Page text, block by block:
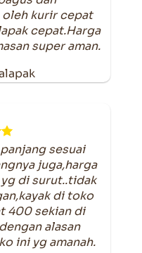
kurir cepat
cepat.Harga
super aman.
sesuai
juga,harga
di surut..tidak
di toko
400 sekian di
alasan
ini yg amanah.